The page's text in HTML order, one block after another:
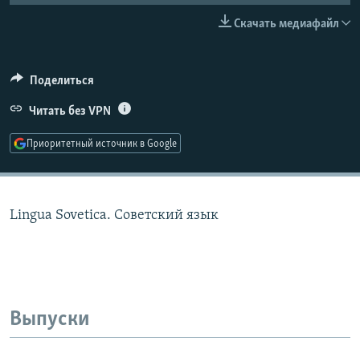
СОЦИАЛЬНЫЕ СЕТИ
Скачать медиафайл
Поделиться
Читать без VPN
Приоритетный источник в Google
Lingua Sovetica. Советский язык
Выпуски